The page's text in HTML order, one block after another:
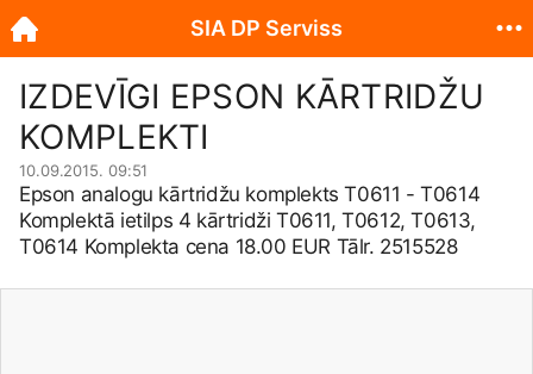
IZDEVĪGI EPSON KĀRTRIDŽU
KOMPLEKTI
10.09.2015. 09:51
Epson analogu kārtridžu komplekts T0611 - T0614
Komplektā ietilps 4 kārtridži T0611, T0612, T0613,
T0614 Komplekta cena 18.00 EUR Tālr. 2515528
SIA DP Serviss